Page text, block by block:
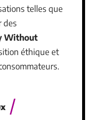
telles que
des
Without
éthique et